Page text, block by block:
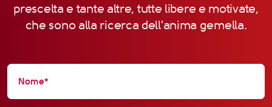
prescelta e tante altre, tutte libere e motivate,
che sono alla ricerca dell'anima gemella.